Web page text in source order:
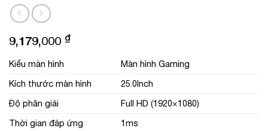
9,179,000 ₫
Kiểu màn hình
Màn hình Gaming
Kích thước màn hình
25.0Inch
Độ phân giải
Full HD (1920×1080)
Thời gian đáp ứng
1ms